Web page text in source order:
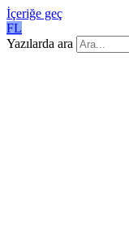
İçeriğe geç
FL
Yazılarda ara